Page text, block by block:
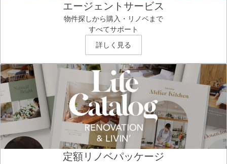
エージェントサービス
物件探しから購入・リノベまで
すべてサポート
詳しく見る
定額リノベパッケージ